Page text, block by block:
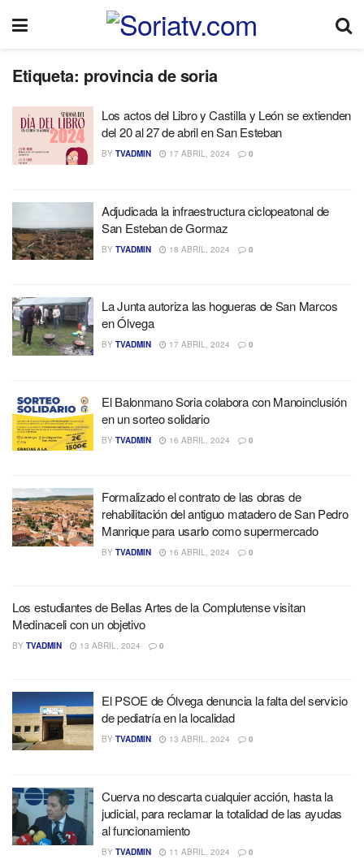
Etiqueta: provincia de soria
Los actos del Libro y Castilla y León se extienden
del 20 al 27 de abril en San Esteban
BY TVADMIN 17 ABRIL, 2024 0
Adjudicada la infraestructura ciclopeatonal de
San Esteban de Gormaz
BY TVADMIN 18 ABRIL, 2024 0
La Junta autoriza las hogueras de San Marcos
en Ólvega
BY TVADMIN 17 ABRIL, 2024 0
El Balonmano Soria colabora con Manoinclusión
en un sorteo solidario
BY TVADMIN 16 ABRIL, 2024 0
Formalizado el contrato de las obras de
rehabilitación del antiguo matadero de San Pedro
Manrique para usarlo como supermercado
BY TVADMIN 16 ABRIL, 2024 0
Los estudiantes de Bellas Artes de la Complutense visitan
Medinaceli con un objetivo
BY TVADMIN 13 ABRIL, 2024 0
El PSOE de Ólvega denuncia la falta del servicio
de pediatría en la localidad
BY TVADMIN 13 ABRIL, 2024 0
Cuerva no descarta cualquier acción, hasta la
judicial, para reclamar la totalidad de las ayudas
al funcionamiento
BY TVADMIN 11 ABRIL, 2024 0